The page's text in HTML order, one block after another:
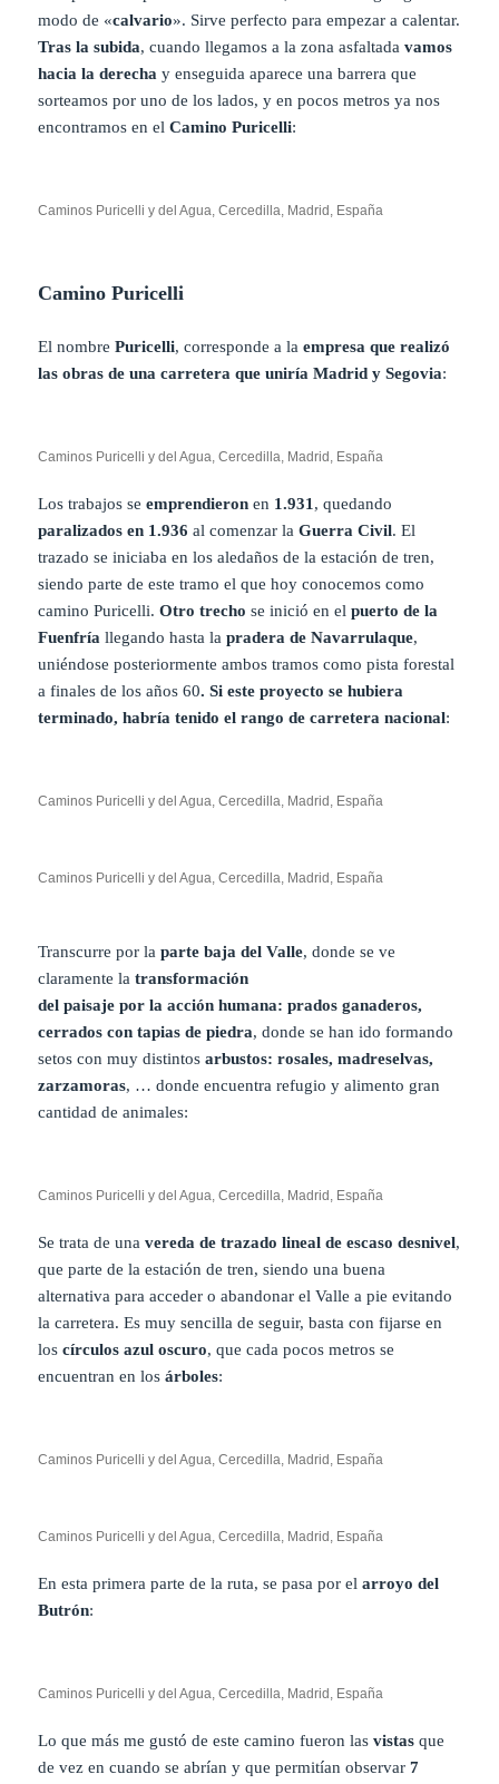
modo de «calvario». Sirve perfecto para empezar a calentar.
Tras la subida, cuando llegamos a la zona asfaltadavamos
hacia la derecha y enseguida aparece una barrera que
sorteamos por uno de los lados, y en pocos metros ya nos
encontramos en elCamino Puricelli:
Caminos Puricelli y del Agua, Cercedilla, Madrid, España
Camino Puricelli
El nombrePuricelli, corresponde a laempresa que realizó
las obras de una carretera que uniría Madrid y Segovia:
Caminos Puricelli y del Agua, Cercedilla, Madrid, España
Los trabajos seemprendieron en 1.931, quedando
paralizados en 1.936al comenzar laGuerra Civil. El
trazado se iniciaba en los aledaños de la estación de tren,
siendo parte de este tramo el que hoy conocemos como
camino Puricelli.Otro trecho se inició en elpuerto de la
Fuenfría llegando hasta lapradera de Navarrulaque,
uniéndose posteriormente ambos tramos como pista forestal
a finales de los años 60. Si este proyecto se hubiera
terminado, habría tenido el rango de carretera nacional:
Caminos Puricelli y del Agua, Cercedilla, Madrid, España
Caminos Puricelli y del Agua, Cercedilla, Madrid, España
Transcurre por laparte baja del Valle, donde se ve
claramente la transformación
del paisaje por la acción humana: prados ganaderos,
cerrados con tapias de piedra, donde se han ido formando
setos con muy distintosarbustos: rosales, madreselvas,
zarzamoras, … donde encuentra refugio y alimento gran
cantidad de animales:
Caminos Puricelli y del Agua, Cercedilla, Madrid, España
Se trata de unavereda de trazado lineal de escaso desnivel,
que parte de la estación de tren, siendo una buena
alternativa para acceder o abandonar el Valle a pie evitando
la carretera. Es muy sencilla de seguir, basta con fijarse en
loscírculos azul oscuro, que cada pocos metros se
encuentran en losárboles:
Caminos Puricelli y del Agua, Cercedilla, Madrid, España
Caminos Puricelli y del Agua, Cercedilla, Madrid, España
En esta primera parte de la ruta, se pasa por el arroyo del
Butrón:
Caminos Puricelli y del Agua, Cercedilla, Madrid, España
Lo que más me gustó de este camino fueron lasvistas que
de vez en cuando se abrían y que permitían observar7